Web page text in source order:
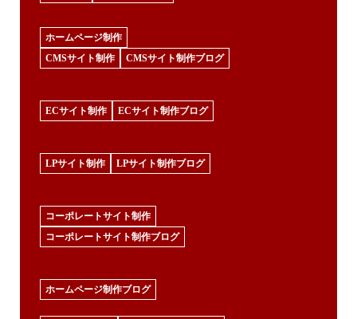
ホームページ制作
CMSサイト制作
CMSサイト制作ブログ
ECサイト制作 ECサイト制作ブログ
LPサイト制作 LPサイト制作ブログ
コーポレートサイト制作
コーポレートサイト制作ブログ
ホームページ制作ブログ